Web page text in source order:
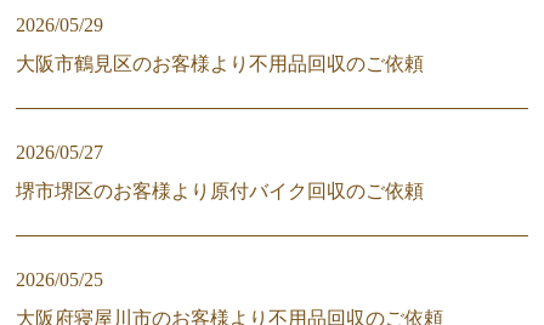
2026/05/29
大阪市鶴見区のお客様より不用品回収のご依頼
2026/05/27
堺市堺区のお客様より原付バイク回収のご依頼
2026/05/25
大阪府寝屋川市のお客様より不用品回収のご依頼